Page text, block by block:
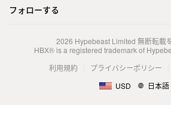
フォローする
2026 Hypebeast Limited 無断転載
HBX® is a registered trademark of
利用規約
プライバシーポリシー
USD
日本語